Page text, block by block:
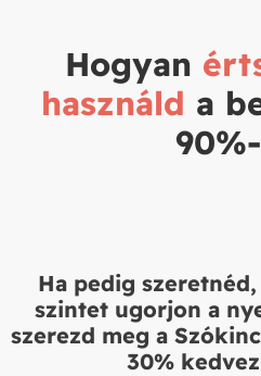
Hogyan
használd a
Ha pedig
szintet ugorjon a
szerezd meg a
30%